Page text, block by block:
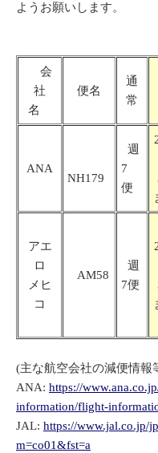
ようお願いします。
会
社
名
便名
通
常
ANA
NH179
週
7
便
アエ
ロ
メヒ
コ
AM58
週
7便
(主な航空会社の減便情報
ANA: https://
information/flight-
JAL: https://www.jal.co.jp/
m=co01&fst=a